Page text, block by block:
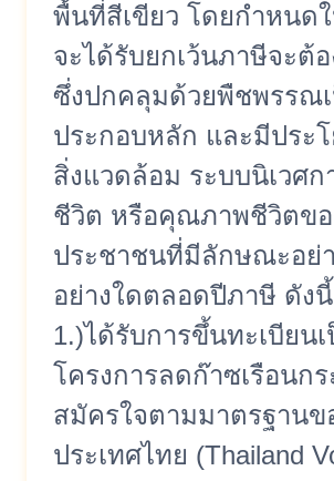
พื้นที่สีเขียว โดยกำหนด
จะได้รับยกเว้นภาษีจะต้
ซึ่งปกคลุมด้วยพืชพรรณ
ประกอบหลัก และมีประ
สิ่งแวดล้อม ระบบนิเวศก
ชีวิต หรือคุณภาพชีวิตขอ
ประชาชนที่มีลักษณะอย่
อย่างใดตลอดปีภาษี ดังนี้
1.)ได้รับการขึ้นทะเบียน
โครงการลดก๊าซเรือนก
สมัครใจตามมาตรฐานข
ประเทศไทย (Thailand